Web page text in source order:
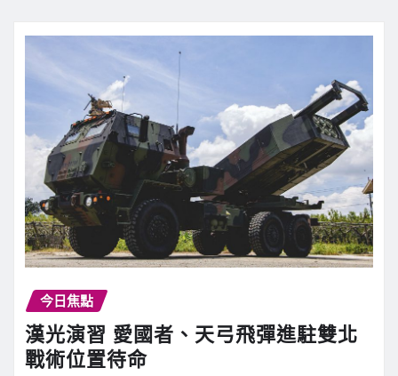
今日焦點
漢光演習 愛國者、天弓飛彈進駐雙北
戰術位置待命